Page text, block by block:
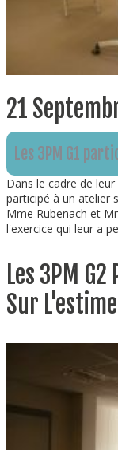
21
Les 3PM G1
Dans le cadre de
participé à un atelier
Mme Rubenach et
l'exercice qui leur a
Les 3PM
Sur